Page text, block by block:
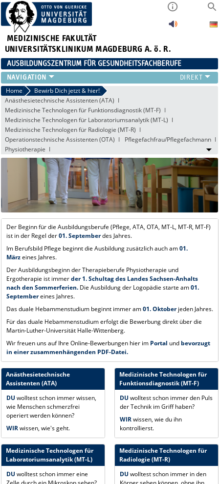
MEDIZINISCHE FAKULTÄT
UNIVERSITÄTSKLINIKUM MAGDEBURG A. ö. R.
AUSBILDUNGSZENTRUM FÜR GESUNDHEITSFACHBERUFE
AUSBILDUNG
FORT- UND WEITERBILDUNGEN
DUALES STUDIUM HEBAMMENWISSENSCHAFT
FREIWILLIGENDIENSTE & PRAKTIKA
AZG INTERN
Home
Bewirb Dich jetzt & hier!
Anästhesietechnische Assistenten (ATA)
Medizinische Technologen für Funktionsdiagnostik (MT-F)
Medizinische Technologen für Laboratoriumsanalytik (MT-L)
Medizinische Technologen für Radiologie (MT-R)
Operationstechnische Assistenten (OTA)
Pflegefachfrau/Pflegefachmann
Physiotherapie
Der Beginn für die Ausbildungsberufe (Pflege, ATA, OTA, MT-L, MT-R, MT-F)
ist in der Regel der01. Septemberdes Jahres.
Im Berufsbild Pflege beginnt die Ausbildung zusätzlich auch am01.
Märzeines Jahres.
Der Ausbildungsbeginn der Therapieberufe Physiotherapie und
Ergotherapie ist immerder 1. Schultag des Landes Sachsen-Anhalts
nach den Sommerferien.Die Ausbildung der Logopädie starte am01.
Septembereines Jahres.
Das duale Hebammenstudium beginnt immer am01. Oktoberjeden Jahres.
Für das duale Hebammenstudium erfolgt die Bewerbung direkt über die
Martin-Luther-Universität Halle-Wittenberg.
Wir freuen uns auf Ihre Online-Bewerbungen hier im Portal und bevorzugt
in einer zusammenhängenden PDF-Datei.
Anästhesietechnische
Assistenten (ATA)
DU wolltest schon immer wissen,
wie Menschen schmerzfrei
operiert werden können?
WIRwissen, wie's geht.
Medizinische Technologen für
Funktionsdiagnostik (MT-F)
DU wolltest schon immer den Puls
der Technik im Griff haben?
WIRwissen, wie du ihn
kontrollierst.
Medizinische Technologen für
Laboratoriumsanalytik (MT-L)
DU wolltest schon immer eine
Medizinische Technologen für
Radiologie (MT-R)
DU wolltest schon immer in den